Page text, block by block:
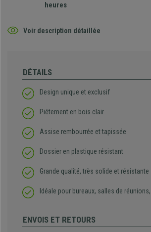
heures
Voir description détaillée
DÉTAILS
Design unique et exclusif
Piétement en bois clair
Assise rembourrée et tapissée
Dossier en plastique résistant
Grande qualité, très solide et résistante
Idéale pour bureaux, salles de réunions,…
ENVOIS ET RETOURS